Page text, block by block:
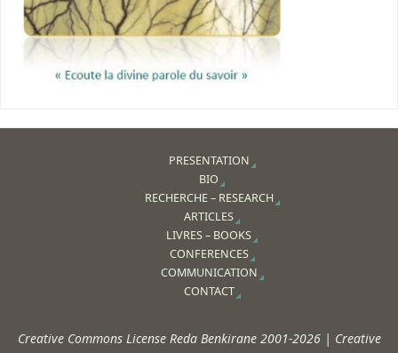
PRESENTATION
BIO
RECHERCHE – RESEARCH
ARTICLES
LIVRES – BOOKS
CONFERENCES
COMMUNICATION
CONTACT
Creative Commons License Reda Benkirane 2001-2026 | Creative